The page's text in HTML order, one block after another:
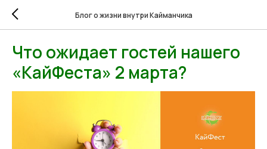
Блог о жизни внутри Кайманчика
Что ожидает гостей нашего
«КайФеста» 2 марта?